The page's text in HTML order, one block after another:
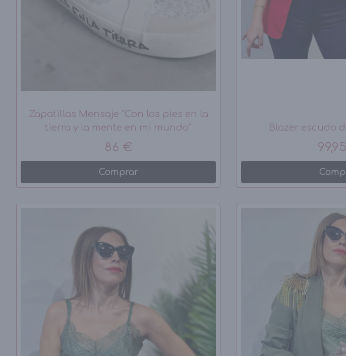
Zapatillas Mensaje “Con los pies en la
tierra y la mente en mi mundo”
86 €
Comprar
Blazer escudo